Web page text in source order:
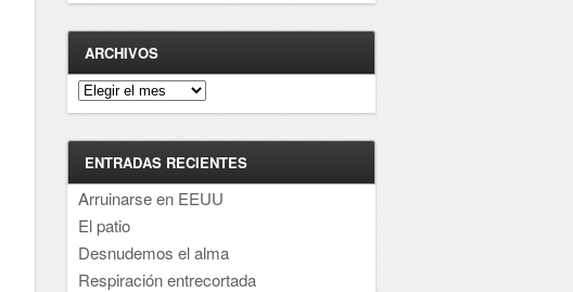
ARCHIVOS
Archivos
ENTRADAS RECIENTES
Arruinarse en EEUU
El patio
Desnudemos el alma
Respiración entrecortada